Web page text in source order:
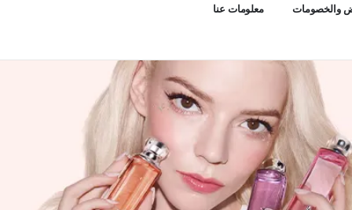
والخصومات معلومات عنا